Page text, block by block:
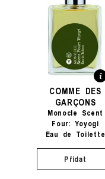
COMME DES
GARÇONS
Monocle Scent
Four: Yoyogi
Eau de Toilette
Přidat